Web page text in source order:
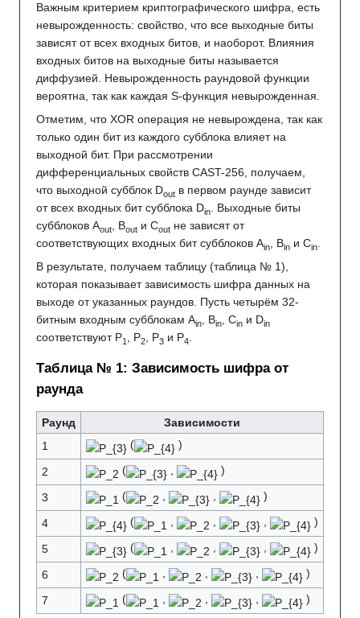
Важным критерием криптографического шифра, есть
невырожденность: свойство, что все выходные биты
зависят от всех входных битов, и наоборот. Влияния
входных битов на выходные биты называется
диффузией. Невырожденность раундовой функции
вероятна, так как каждая S-функция невырожденная.
Отметим, что XOR операция не невырождена, так как
только один бит из каждого субблока влияет на
выходной бит. При рассмотрении
дифференциальных свойств CAST-256, получаем,
что выходной субблок Dout в первом раунде зависит
от всех входных бит субблока Din
. Выходные биты
субблоков Aout , Bout и Cout не зависят от
соответствующих входных бит субблоков Ain , Bin и Cin
В результате, получаем таблицу (таблица № 1),
которая показывает зависимость шифра данных на
выходе от указанных раундов. Пусть четырём 32-
битным входным субблокам Ain , Bin , Cin и Din
соответствуют P1 , P2 , P3 и P4
Таблица № 1: Зависимость шифра от
раунда
Раунд
Зависимости
1
( )
2 ( , )
3 ( , , )
4 ( , , , )
5 ( , , , )
6 ( , , , )
7 ( , , , )